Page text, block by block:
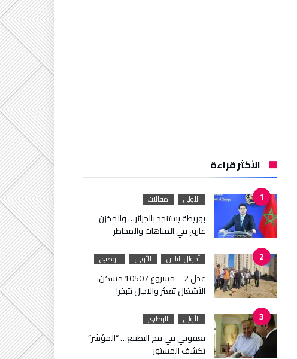
الأكثر قراءة
الأولى مقالات
بوريطة يستنجد بالجزائر… والمخزن
غارق في المتاهات والمخاطر
أحوال الناس الأولى الوطني
عدل 2 – مشروع 10507 مسكن:
الأشغال تتعثر والآجال تتبخر!
الأولى الوطني
يعقوبي في فخ التطبيع… “المؤشر”
تكشف المستور